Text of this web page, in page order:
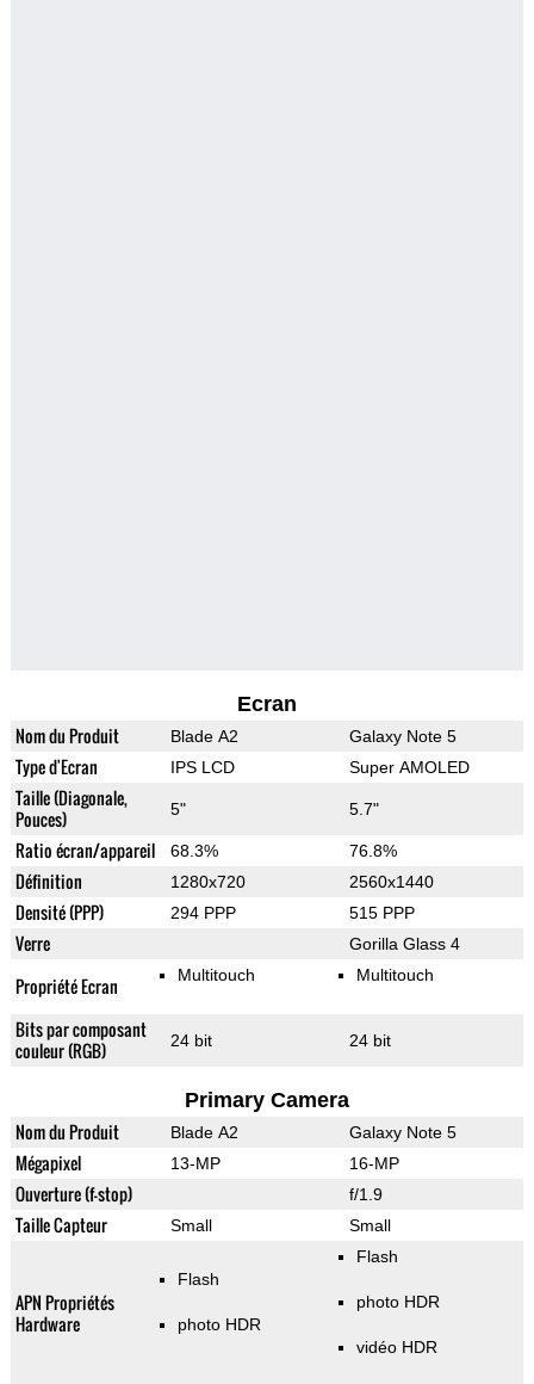
Ecran
Nom du Produit Blade A2 Galaxy Note 5
Type d'Ecran IPS LCD Super AMOLED
Taille (Diagonale,
Pouces)
5" 5.7"
Ratio écran/appareil 68.3% 76.8%
Définition 1280x720 2560x1440
Densité (PPP) 294 PPP 515 PPP
Verre Gorilla Glass 4
Propriété Ecran Multitouch Multitouch
Bits par composant
couleur (RGB)
24 bit 24 bit
Primary Camera
Nom du Produit Blade A2 Galaxy Note 5
Mégapixel 13-MP 16-MP
Ouverture (f-stop) f/1.9
Taille Capteur Small Small
APN Propriétés
Hardware
Flash
photo HDR
Flash
photo HDR
vidéo HDR